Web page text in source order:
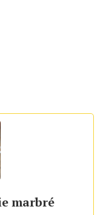
marbré